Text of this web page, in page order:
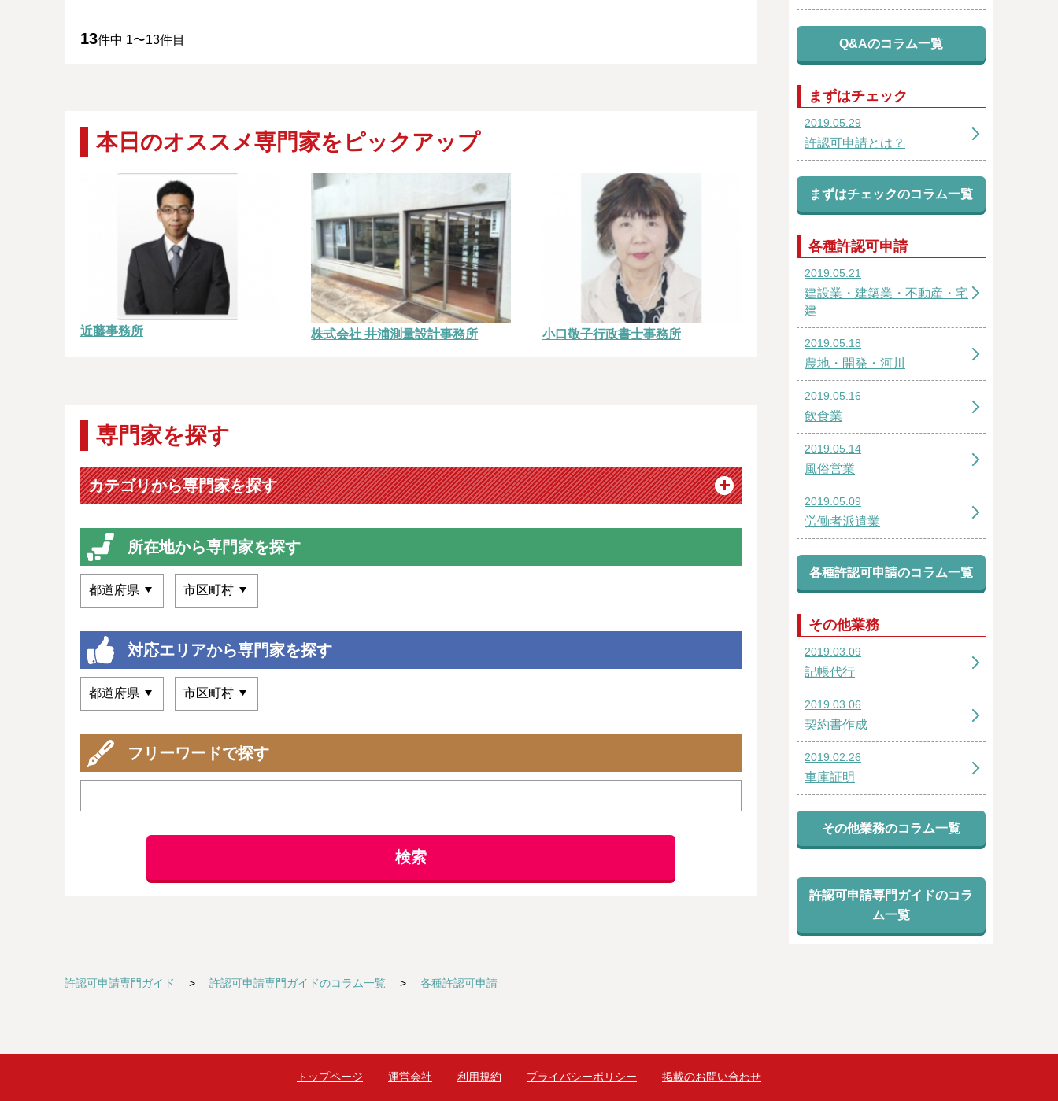
13件中 1〜13件目
本日のオススメ専門家をピックアップ
近藤事務所 株式会社 井浦測量設計事務所 小口敬子行政書士事務所
専門家を探す
カテゴリから専門家を探す
所在地から専門家を探す
対応エリアから専門家を探す
フリーワードで探す
検索
Q&Aのコラム一覧
まずはチェック
2019.05.29
許認可申請とは？
まずはチェックのコラム一覧
各種許認可申請
2019.05.21
建設業・建築業・不動産・宅
建
2019.05.18
農地・開発・河川
2019.05.16
飲食業
2019.05.14
風俗営業
2019.05.09
労働者派遣業
各種許認可申請のコラム一覧
その他業務
2019.03.09
記帳代行
2019.03.06
契約書作成
2019.02.26
車庫証明
その他業務のコラム一覧
許認可申請専門ガイドのコラ
ム一覧
許認可申請専門ガイド 許認可申請専門ガイドのコラム一覧 各種許認可申請
トップページ 運営会社 利用規約 プライバシーポリシー 掲載のお問い合わせ